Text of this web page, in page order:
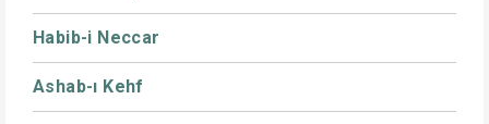
Habib-i Neccar
Ashab-ı Kehf